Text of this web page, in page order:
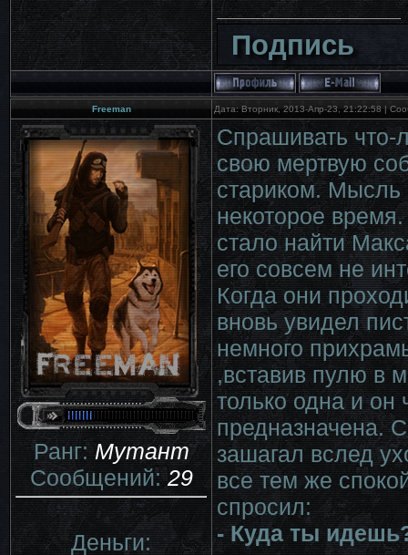
Подпись
Freeman Дата: Вторник, 2013-Апр-23, 21:22:58 |
Ранг:Мутант
Сообщений:29
Деньги:
Спрашивать что-
свою мертвую
стариком. Мысль
некоторое
стало найти
его совсем не
Когда они
вновь увидел
немного
,вставив пулю в
только одна и он
предназначена.
зашагал вслед
все тем же
спросил:
- Куда ты